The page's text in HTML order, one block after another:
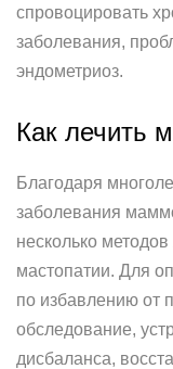
спровоцировать
заболевания,
эндометриоз.
Как лечить
Благодаря
заболевания
несколько
мастопатии. Для
по избавлению от
обследование,
дисбаланса,